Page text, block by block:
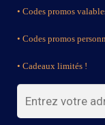
• Codes promos
• Codes promos
• Cadeaux limités !